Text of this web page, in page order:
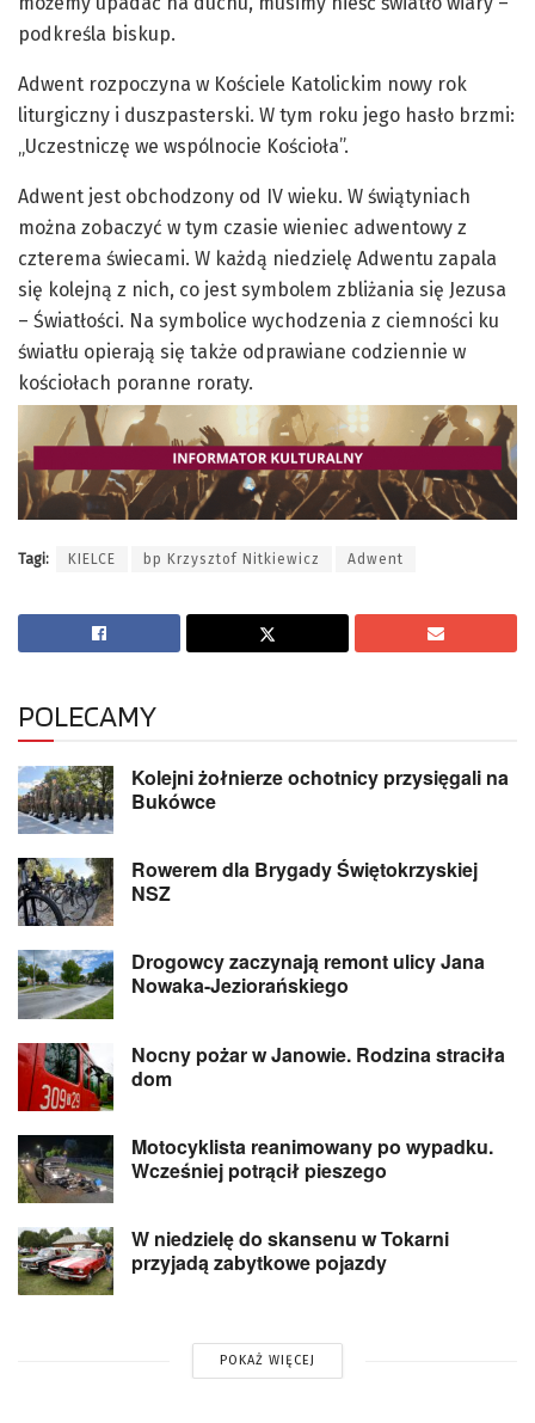
podkreśla biskup.
Adwent rozpoczyna w Kościele Katolickim nowy rok
liturgiczny i duszpasterski. W tym roku jego hasło brzmi:
„Uczestniczę we wspólnocie Kościoła”.
Adwent jest obchodzony od IV wieku. W świątyniach
można zobaczyć w tym czasie wieniec adwentowy z
czterema świecami. W każdą niedzielę Adwentu zapala
się kolejną z nich, co jest symbolem zbliżania się Jezusa
– Światłości. Na symbolice wychodzenia z ciemności ku
światłu opierają się także odprawiane codziennie w
kościołach poranne roraty.
Tagi: KIELCE bp Krzysztof Nitkiewicz Adwent
POLECAMY
Kolejni żołnierze ochotnicy przysięgali na
Bukówce
Rowerem dla Brygady Świętokrzyskiej
NSZ
Drogowcy zaczynają remont ulicy Jana
Nowaka-Jeziorańskiego
Nocny pożar w Janowie. Rodzina straciła
dom
Motocyklista reanimowany po wypadku.
Wcześniej potrącił pieszego
W niedzielę do skansenu w Tokarni
przyjadą zabytkowe pojazdy
POKAŻ WIĘCEJ